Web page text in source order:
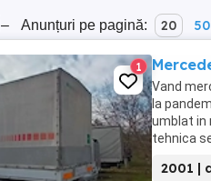
– Anunțuri pe pagină: 20 50
1
Vand
la
umblat in
tehnica
2001 |